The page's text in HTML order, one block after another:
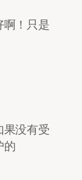
啊！只是
果没有受
的